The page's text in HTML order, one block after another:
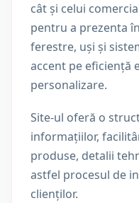
cât și celui
pentru a prezenta
ferestre, uși și
accent pe eficiență
personalizare.
Site-ul oferă o
informațiilor,
produse, detalii
astfel procesul de
clienților.